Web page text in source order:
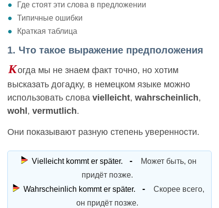
Где стоят эти слова в предложении
Типичные ошибки
Краткая таблица
1. Что такое выражение предположения
Когда мы не знаем факт точно, но хотим
высказать догадку, в немецком языке можно
использовать слова vielleicht, wahrscheinlich,
wohl , vermutlich.
Они показывают разную степень уверенности.
Vielleicht kommt er später.
Может быть, он
придёт позже.
Wahrscheinlich kommt er später.
Скорее всего,
он придёт позже.